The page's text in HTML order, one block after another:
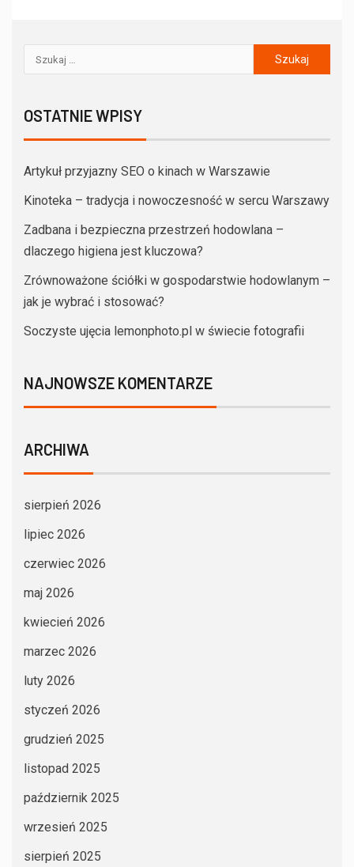
OSTATNIE WPISY
Artykuł przyjazny SEO o kinach w Warszawie
Kinoteka – tradycja i nowoczesność w sercu Warszawy
Zadbana i bezpieczna przestrzeń hodowlana –
dlaczego higiena jest kluczowa?
Zrównoważone ściółki w gospodarstwie hodowlanym –
jak je wybrać i stosować?
Soczyste ujęcia lemonphoto.pl w świecie fotografii
NAJNOWSZE KOMENTARZE
ARCHIWA
sierpień 2026
lipiec 2026
czerwiec 2026
maj 2026
kwiecień 2026
marzec 2026
luty 2026
styczeń 2026
grudzień 2025
listopad 2025
październik 2025
wrzesień 2025
sierpień 2025